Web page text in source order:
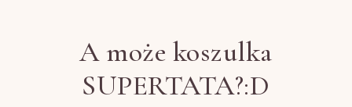
A może koszulka
SUPERTATA?:D